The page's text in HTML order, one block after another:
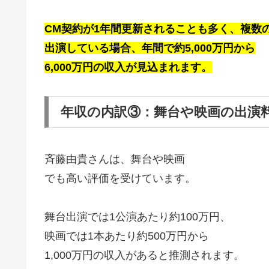
CM契約が1年間更新されることも多く、 複数
出演している場合、 年間で約5,000万円から
6,000万円の収入が見込まれます。
年収の内訳③：舞台や映画の出演
斉藤由貴さんは、舞台や映画
でも高い評価を受けています。
舞台出演では1公演あたり約100万円、
映画では1本あたり約500万円から
1,000万円の収入があると推測されます。